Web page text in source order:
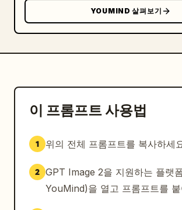
YOUMIND 살펴보기
이 프롬프트 사용법
1 위의 전체 프롬프트를 복사하세
2 GPT Image 2을 지원하는 플랫
YouMind)을 열고 프롬프트를